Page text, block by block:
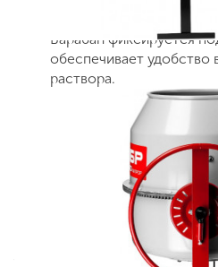
Барабан фиксируется
обеспечивает удобство
раствора.
Эффективный
барабаном, удобным
барабана и надежным
передаче является
строительных работах в
стройплощадке